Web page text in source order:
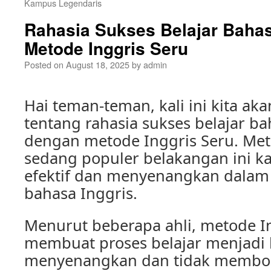
Kampus Legendaris
Rahasia Sukses Belajar
Metode Inggris Seru
Posted on August 18, 2025byadmin
Hai teman-teman, kali ini kita
tentang rahasia sukses belajar
dengan metode Inggris Seru.
sedang populer belakangan ini
efektif dan menyenangkan
bahasa Inggris.
Menurut beberapa ahli, metode
membuat proses belajar menjadi
menyenangkan dan tidak